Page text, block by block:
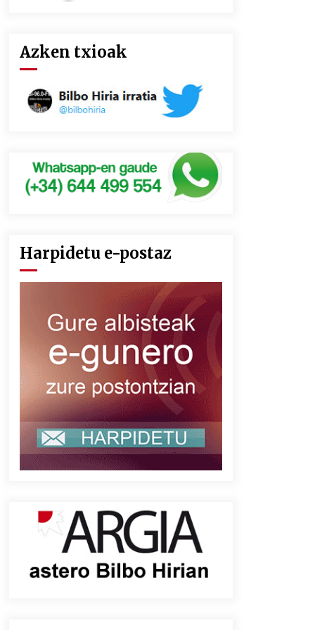
Azken txioak
Harpidetu e-postaz